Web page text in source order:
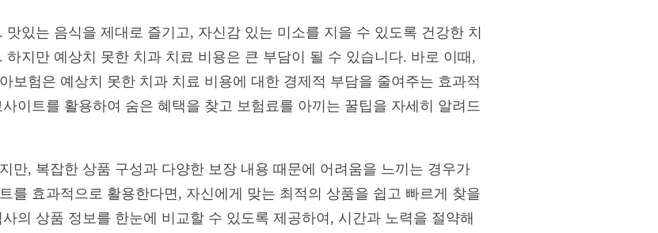
있는 음식을 제대로 즐기고, 자신감 있는 미소를 지을 수 있도록 건강한 치
지만 예상치 못한 치과 치료 비용은 큰 부담이 될 수 있습니다. 바로 이때,
보험은 예상치 못한 치과 치료 비용에 대한 경제적 부담을 줄여주는 효과적
이트를 활용하여 숨은 혜택을 찾고 보험료를 아끼는 꿀팁을 자세히 알려드
만, 복잡한 상품 구성과 다양한 보장 내용 때문에 어려움을 느끼는 경우가
를 효과적으로 활용한다면, 자신에게 맞는 최적의 상품을 쉽고 빠르게 찾을
의 상품 정보를 한눈에 비교할 수 있도록 제공하여, 시간과 노력을 절약해